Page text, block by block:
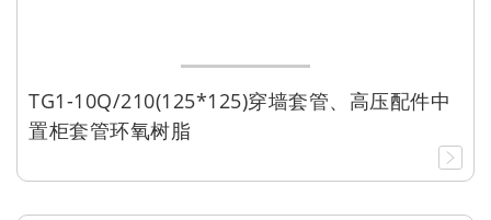
TG1-10Q/210(125*125)穿墙套管、高压配件中
置柜套管环氧树脂